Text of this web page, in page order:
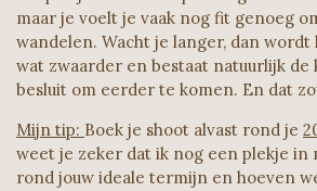
maar je voelt je vaak nog fit genoeg
wandelen. Wacht je langer, dan
wat zwaarder en bestaat natuurlijk de
besluit om eerder te komen. En dat
Mijn tip: Boek je shoot alvast rond je
weet je zeker dat ik nog een plekje in
rond jouw ideale termijn en hoeven